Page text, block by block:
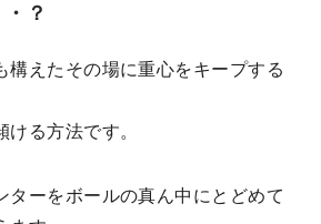
？
構えたその場に重心をキープする
ける方法です。
ターをボールの真ん中にとどめて